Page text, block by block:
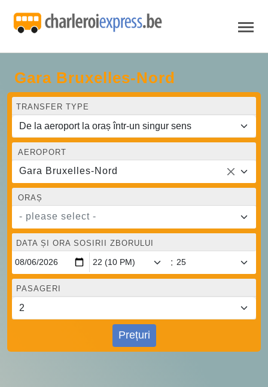
Gara Bruxelles-Nord
TRANSFER TYPE
AEROPORT
Gara Bruxelles-Nord
ORAȘ
- please select -
DATA ȘI ORA SOSIRII ZBORULUI
:
PASAGERI
Prețuri